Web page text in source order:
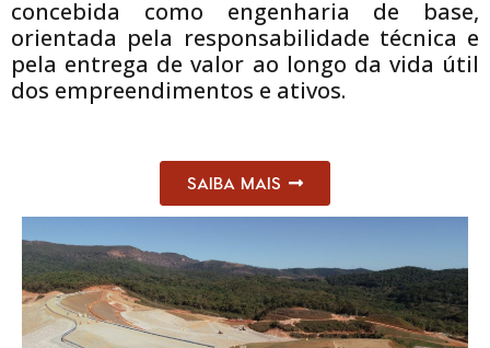
concebida como engenharia de base,
orientada pela responsabilidade técnica e
pela entrega de valor ao longo da vida útil
dos empreendimentos e ativos.
SAIBA MAIS